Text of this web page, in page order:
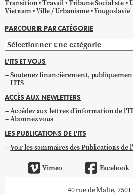
Transition Travail Tribune Socialiste
Vietnam Ville / Urbanisme Yougoslavie
PARCOURIR PAR CATÉGORIE
Parcourir
par
catégorie
L'ITS ET VOUS
Soutenez financièrement,
l'ITS
ACCÈS AUX NEWLETTERS
Accédez aux lettres d'information de
Abonnez vous
LES PUBLICATIONS DE L'ITS
Voir les sommaires des Publications de
Vimeo Facebook
40 rue de Malte,